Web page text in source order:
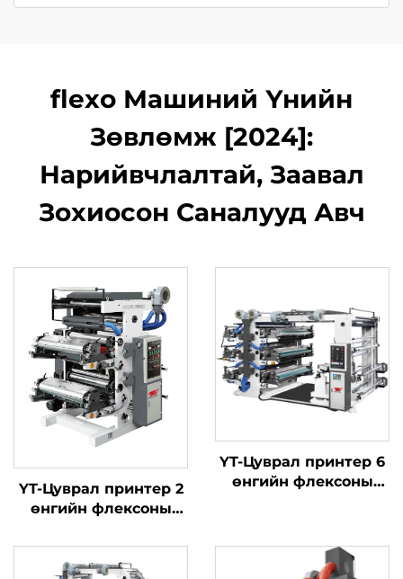
flexo Машиний Үнийн
Зөвлөмж [2024]:
Нарийвчлалтай, Заавал
Зохиосон Саналууд Авч
YT-Цуврал принтер 2
өнгийн флексоны
YT-Цуврал принтер 6
өнгийн флексоны